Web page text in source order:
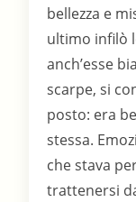
bellezza e
ultimo infilò
anch’esse
scarpe, si
posto: era
stessa.
che stava
trattenersi